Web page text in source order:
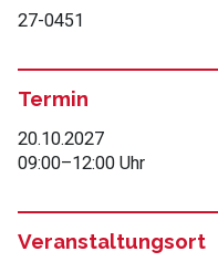
27-0451
Termin
20.10.2027
09:00–12:00 Uhr
Veranstaltungsort